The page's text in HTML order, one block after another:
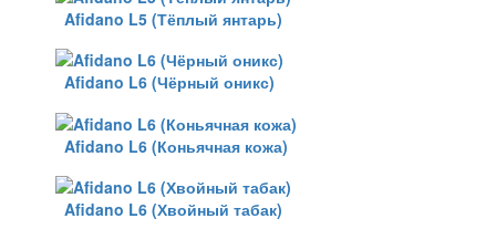
Afidano L5 (Тёплый янтарь)
Afidano L6 (Чёрный оникс)
Afidano L6 (Коньячная кожа)
Afidano L6 (Хвойный табак)